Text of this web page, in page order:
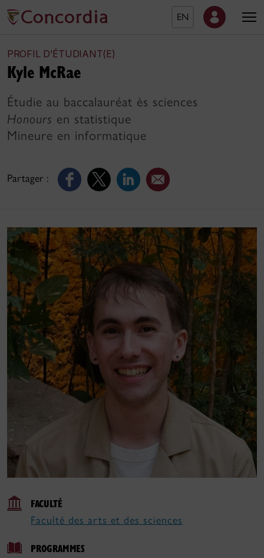
EN
PROFIL D'ÉTUDIANT(E)
Partager :
Kyle McRae
Étudie au baccalauréat ès sciences
Honours en statistique
Mineure en informatique
FACULTÉ
Faculté des arts et des sciences
PROGRAMMES